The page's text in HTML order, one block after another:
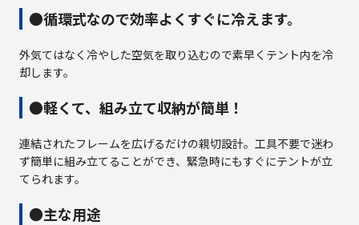
●循環式なので効率よくすぐに冷えます。
外気てはなく冷やした空気を取り込むので素早くテント内を冷
却します。
●軽くて、組み立て収納が簡単！
連結されたフレームを広げるだけの親切設計。工具不要で迷わ
ず簡単に組み立てることができ、緊急時にもすぐにテントが立
てられます。
●主な用途